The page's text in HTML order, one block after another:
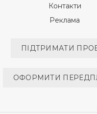
Контакти
Реклама
ПІДТРИМАТИ
ОФОРМИТИ